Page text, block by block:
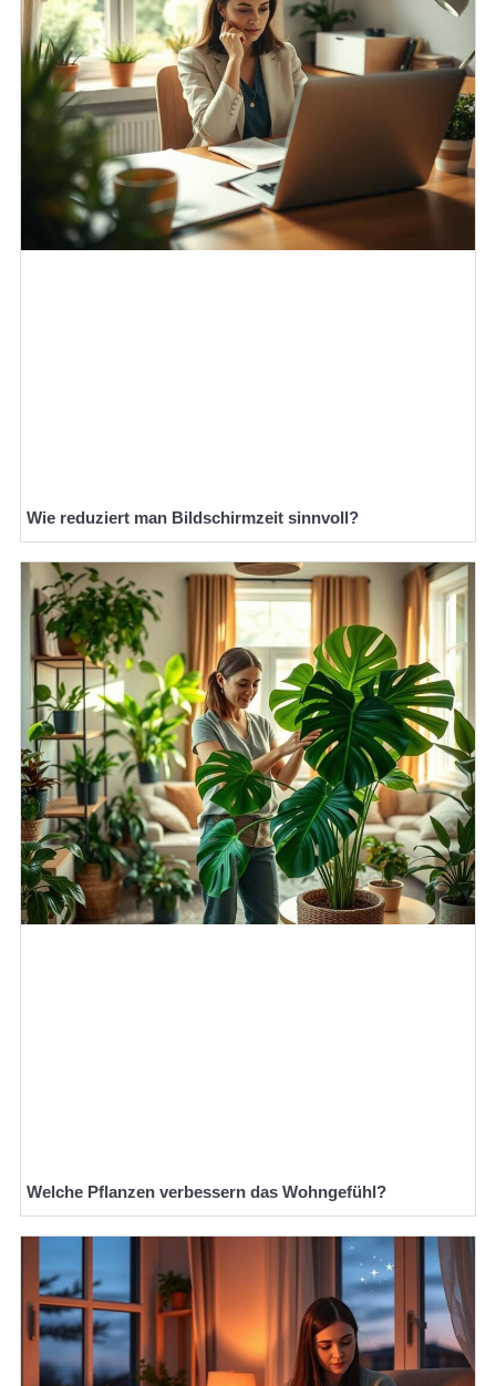
Wie reduziert man Bildschirmzeit sinnvoll?
Welche Pflanzen verbessern das Wohngefühl?